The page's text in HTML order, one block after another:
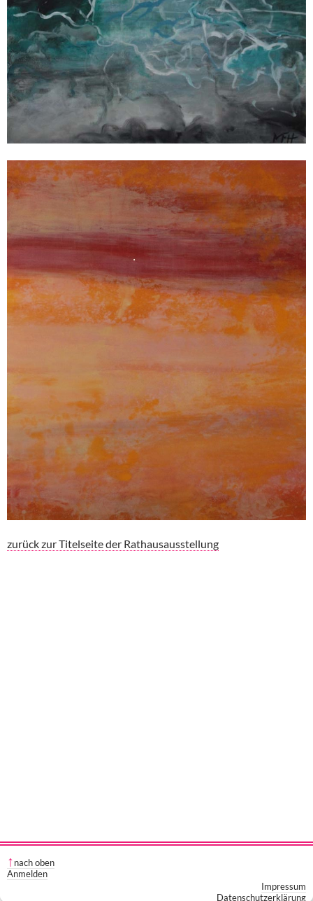
zurück zur Titelseite der Rathausausstellung
nach oben
Anmelden
Impressum
Datenschutzerklärung